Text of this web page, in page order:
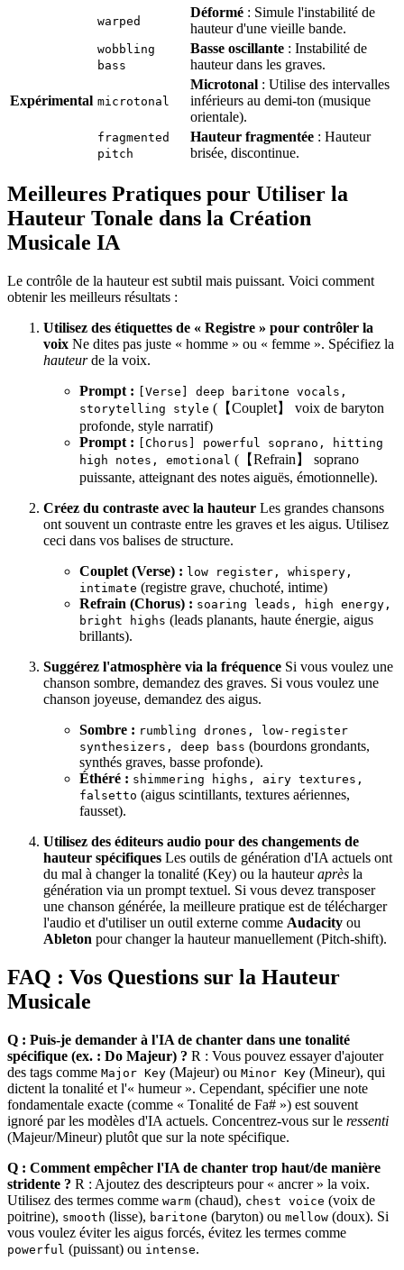
warped
Déformé : Simule l'instabilité de
hauteur d'une vieille bande.
wobbling
bass
Basse oscillante : Instabilité de
hauteur dans les graves.
Expérimental microtonal
Microtonal : Utilise des intervalles
inférieurs au demi-ton (musique
orientale).
fragmented
pitch
Hauteur fragmentée : Hauteur
brisée, discontinue.
Meilleures Pratiques pour Utiliser la
Hauteur Tonale dans la Création
Musicale IA
Le contrôle de la hauteur est subtil mais puissant. Voici comment
obtenir les meilleurs résultats :
Utilisez des étiquettes de « Registre » pour contrôler la
voix Ne dites pas juste « homme » ou « femme ». Spécifiez la
hauteurde la voix.
Prompt : [Verse] deep baritone vocals,
storytelling style (【Couplet】 voix de baryton
profonde, style narratif)
Prompt : [Chorus] powerful soprano, hitting
high notes, emotional (【Refrain】 soprano
puissante, atteignant des notes aiguës, émotionnelle).
Créez du contraste avec la hauteur Les grandes chansons
ont souvent un contraste entre les graves et les aigus. Utilisez
ceci dans vos balises de structure.
Couplet (Verse) : low register, whispery,
intimate (registre grave, chuchoté, intime)
Refrain (Chorus) : soaring leads, high energy,
bright highs (leads planants, haute énergie, aigus
brillants).
Suggérez l'atmosphère via la fréquence Si vous voulez une
chanson sombre, demandez des graves. Si vous voulez une
chanson joyeuse, demandez des aigus.
Sombre : rumbling drones, low-register
synthesizers, deep bass (bourdons grondants,
synthés graves, basse profonde).
Éthéré : shimmering highs, airy textures,
falsetto (aigus scintillants, textures aériennes,
fausset).
Utilisez des éditeurs audio pour des changements de
hauteur spécifiques Les outils de génération d'IA actuels ont
du mal à changer la tonalité (Key) ou la hauteuraprès la
génération via un prompt textuel. Si vous devez transposer
une chanson générée, la meilleure pratique est de télécharger
l'audio et d'utiliser un outil externe comme Audacity ou
Ableton pour changer la hauteur manuellement (Pitch-shift).
FAQ : Vos Questions sur la Hauteur
Musicale
Q : Puis-je demander à l'IA de chanter dans une tonalité
spécifique (ex. : Do Majeur) ? R : Vous pouvez essayer d'ajouter
des tags comme Major Key (Majeur) ou Minor Key (Mineur), qui
dictent la tonalité et l'« humeur ». Cependant, spécifier une note
fondamentale exacte (comme « Tonalité de Fa# ») est souvent
ignoré par les modèles d'IA actuels. Concentrez-vous sur le ressenti
(Majeur/Mineur) plutôt que sur la note spécifique.
Q : Comment empêcher l'IA de chanter trop haut/de manière
stridente ? R : Ajoutez des descripteurs pour « ancrer » la voix.
Utilisez des termes comme warm (chaud), chest voice (voix de
poitrine), smooth (lisse), baritone (baryton) ou mellow (doux). Si
vous voulez éviter les aigus forcés, évitez les termes comme
powerful (puissant) ou intense.